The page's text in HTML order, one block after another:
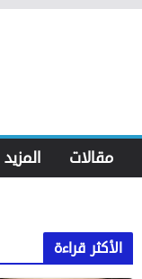
مقالات المزيد
الأكثر قراءة